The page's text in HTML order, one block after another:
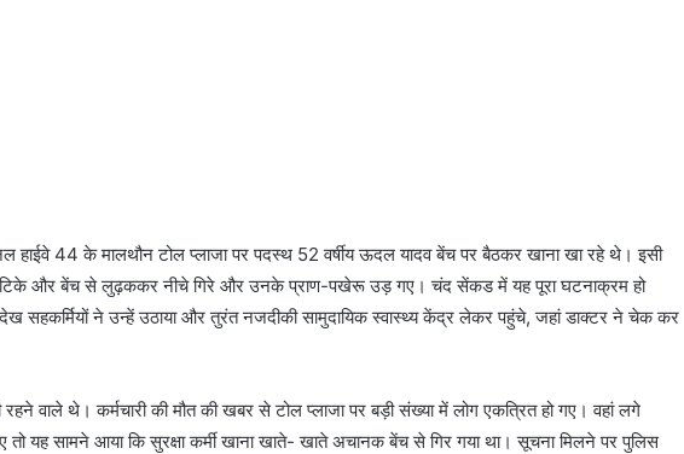
हाईवे 44 के मालथौन टोल प्लाजा पर पदस्थ 52 वर्षीय ऊदल यादव बेंच पर बैठकर खाना खा रहे थे। इसी
टिके और बेंच से लुढ़ककर नीचे गिरे और उनके प्राण-पखेरू उड़ गए। चंद सेंकड में यह पूरा घटनाक्रम हो
सहकर्मियों ने उन्‍हें उठाया और तुरंत नजदीकी सामुदायिक स्‍वास्‍थ्‍य केंद्र लेकर पहुंचे, जहां डाक्‍टर ने चेक कर
वाले थे। कर्मचारी की मौत की खबर से टोल प्लाजा पर बड़ी संख्या में लोग एकत्रित हो गए। वहां लगे
यह सामने आया कि सुरक्षा कर्मी खाना खाते- खाते अचानक बेंच से गिर गया था। सूचना मिलने पर पुलिस